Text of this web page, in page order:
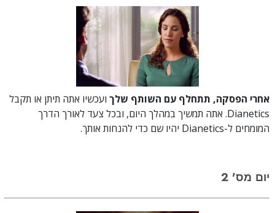
אחרי הפסקה, תתחלף עם השותף שלך ועכשיו אתה תיתן או תקבל
Dianetics. אתה תמשיך במהלך היום, ובכל צעד לאורך הדרך
המומחים ל-Dianetics יהיו שם כדי להנחות אותך.
יום מס' 2